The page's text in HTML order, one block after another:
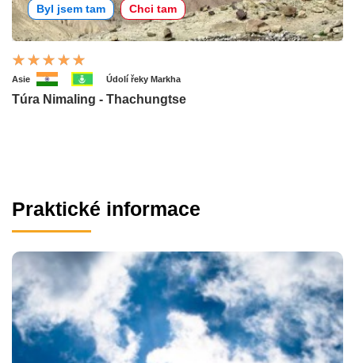
Byl jsem tam Chci tam
Asie Údolí řeky Markha
Túra Nimaling - Thachungtse
Praktické informace